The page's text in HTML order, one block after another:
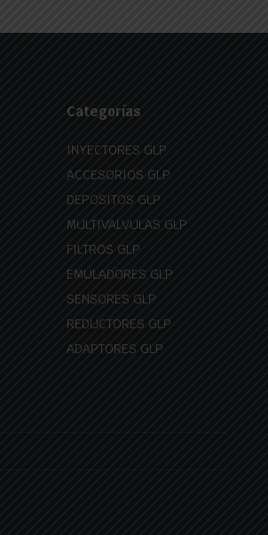
Categorías
INYECTORES GLP
ACCESORIOS GLP
DEPOSITOS GLP
MULTIVALVULAS GLP
FILTROS GLP
EMULADORES GLP
SENSORES GLP
REDUCTORES GLP
ADAPTORES GLP